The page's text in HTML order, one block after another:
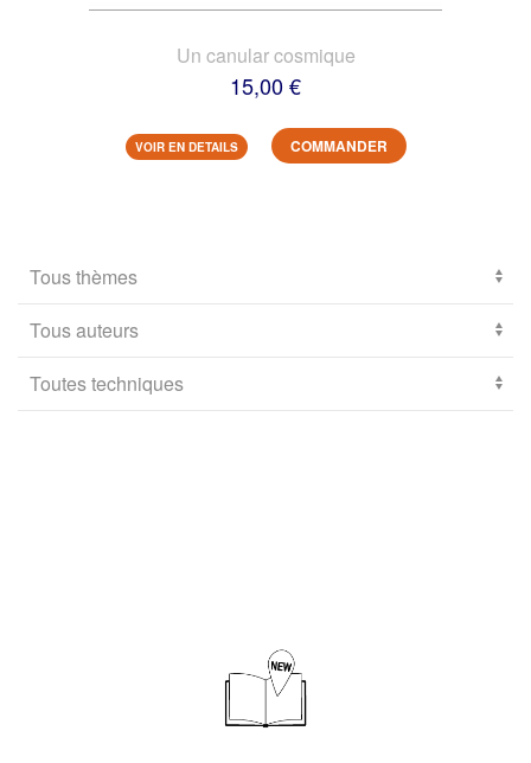
Un canular cosmique
15,00 €
VOIR EN DETAILS COMMANDER